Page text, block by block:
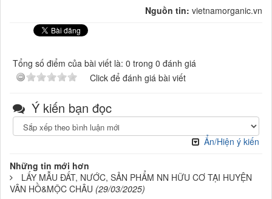
Nguồn tin: vietnamorganic.vn
Tổng số điểm của bài viết là: 0 trong 0 đánh giá
Click để đánh giá bài viết
Ý kiến bạn đọc
Ẩn/Hiện ý kiến
Những tin mới hơn
LẤY MẪU ĐẤT, NƯỚC, SẢN PHẨM NN HỮU CƠ TẠI HUYỆN
VÂN HỒ&MỘC CHÂU (29/03/2025)